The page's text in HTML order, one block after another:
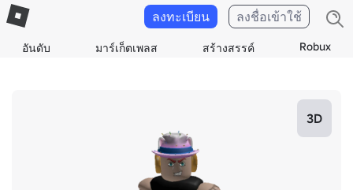
อันดับ มาร์เก็ตเพลส สร้างสรรค์ Robux
ลงทะเบียน ลงชื่อเข้าใช้
3D